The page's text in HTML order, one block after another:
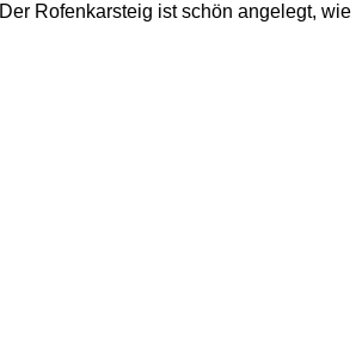
Der Rofenkarsteig ist schön angelegt,